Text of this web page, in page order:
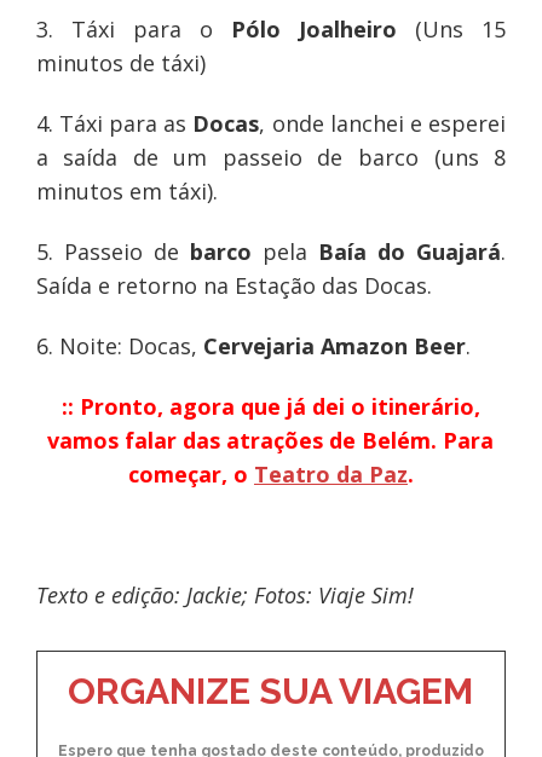
3. Táxi para o Pólo Joalheiro (Uns 15
minutos de táxi)
4. Táxi para as Docas, onde lanchei e esperei
a saída de um passeio de barco (uns 8
minutos em táxi).
5. Passeio de barco pela Baía do Guajará.
Saída e retorno na Estação das Docas.
6. Noite: Docas, Cervejaria Amazon Beer.
:: Pronto, agora que já dei o itinerário,
vamos falar das atrações de Belém. Para
começar, o Teatro da Paz.
Texto e edição: Jackie; Fotos: Viaje Sim!
ORGANIZE SUA VIAGEM
Espero que tenha gostado deste conteúdo, produzido